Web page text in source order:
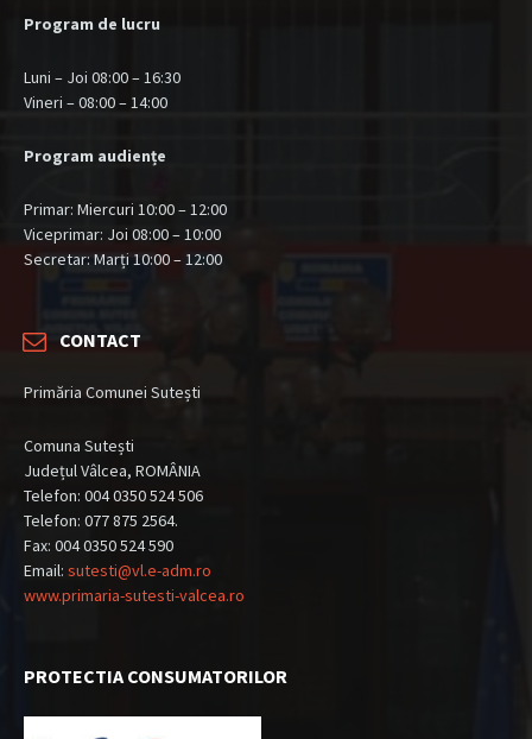
Program de lucru
Luni – Joi 08:00 – 16:30
Vineri – 08:00 – 14:00
Program audiențe
Primar: Miercuri 10:00 – 12:00
Viceprimar: Joi 08:00 – 10:00
Secretar: Marți 10:00 – 12:00
CONTACT
Primăria Comunei Sutești
Comuna Sutești
Județul Vâlcea, ROMÂNIA
Telefon: 004 0350 524 506
Telefon: 077 875 2564.
Fax: 004 0350 524 590
Email: sutesti@vl.e-adm.ro
www.primaria-sutesti-valcea.ro
PROTECTIA CONSUMATORILOR